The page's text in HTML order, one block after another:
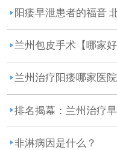
阳痿早泄患者的福音
功...
兰州包皮手术【哪家
兰州治疗阳痿哪家医
排名揭幕：兰州治疗
州治...
非淋病因是什么？